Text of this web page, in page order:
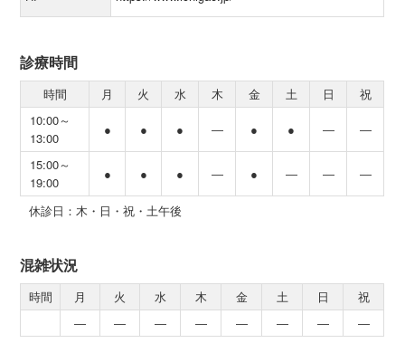
診療時間
時間 月 火 水 木 金 土 日
祝
10:00～
13:00
● ● ● ― ● ● ― ―
15:00～
19:00
● ● ● ― ● ― ― ―
休診日：木・日・祝・土午後
混雑状況
時間 月 火 水 木 金 土 日
祝
―
― ― ― ― ― ― ―